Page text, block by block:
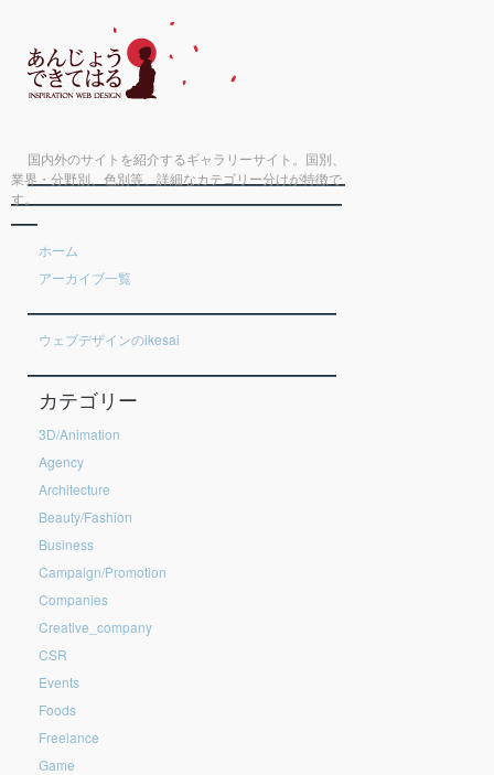
国内外のサイトを紹介するギャラリーサイト。国別、
業界・分野別、色別等、詳細なカテゴリー分けが特徴で
す。
ホーム
アーカイブ一覧
ウェブデザインのikesai
カテゴリー
3D/Animation
Agency
Architecture
Beauty/Fashion
Business
Campaign/Promotion
Companies
Creative_company
CSR
Events
Foods
Freelance
Game